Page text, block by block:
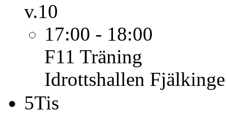
v.10
17:00 - 18:00
F11 Träning
Idrottshallen Fjälkinge
5Tis